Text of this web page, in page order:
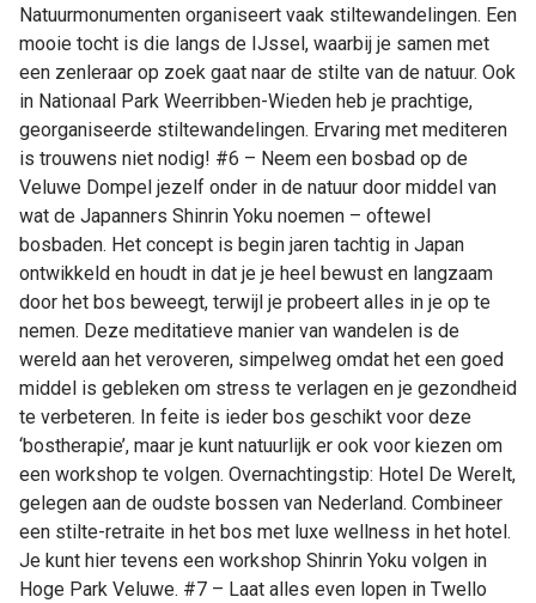
Natuurmonumenten organiseert vaak stiltewandelingen. Een
mooie tocht is die langs de IJssel, waarbij je samen met
een zenleraar op zoek gaat naar de stilte van de natuur. Ook
in Nationaal Park Weerribben-Wieden heb je prachtige,
georganiseerde stiltewandelingen. Ervaring met mediteren
is trouwens niet nodig! #6 – Neem een bosbad op de
Veluwe Dompel jezelf onder in de natuur door middel van
wat de Japanners Shinrin Yoku noemen – oftewel
bosbaden. Het concept is begin jaren tachtig in Japan
ontwikkeld en houdt in dat je je heel bewust en langzaam
door het bos beweegt, terwijl je probeert alles in je op te
nemen. Deze meditatieve manier van wandelen is de
wereld aan het veroveren, simpelweg omdat het een goed
middel is gebleken om stress te verlagen en je gezondheid
te verbeteren. In feite is ieder bos geschikt voor deze
‘bostherapie’, maar je kunt natuurlijk er ook voor kiezen om
een workshop te volgen. Overnachtingstip: Hotel De Werelt,
gelegen aan de oudste bossen van Nederland. Combineer
een stilte-retraite in het bos met luxe wellness in het hotel.
Je kunt hier tevens een workshop Shinrin Yoku volgen in
Hoge Park Veluwe. #7 – Laat alles even lopen in Twello